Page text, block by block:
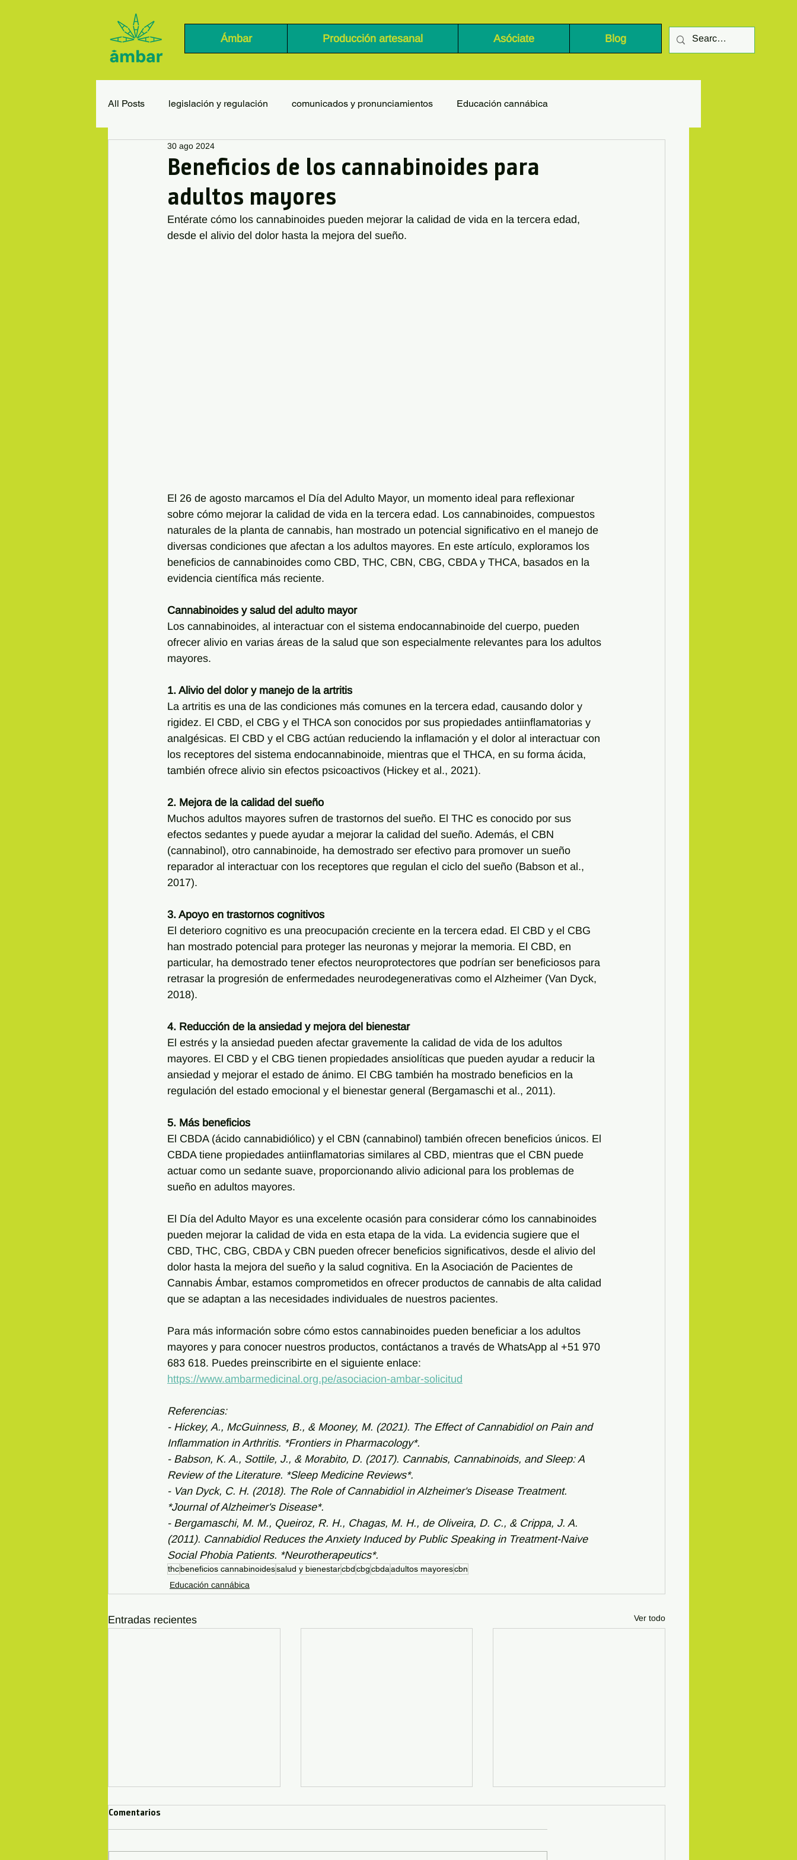
Ámbar Producción artesanal Asóciate Blog
All Posts legislación y regulación comunicados y pronunciamientos Educación cannábica
Beneficios de los cannabinoides para
adultos mayores
30 ago 2024
Entérate cómo los cannabinoides pueden mejorar la calidad de vida en la tercera edad,
desde el alivio del dolor hasta la mejora del sueño.
El 26 de agosto marcamos el Día del Adulto Mayor, un momento ideal para reflexionar
sobre cómo mejorar la calidad de vida en la tercera edad. Los cannabinoides, compuestos
naturales de la planta de cannabis, han mostrado un potencial significativo en el manejo de
diversas condiciones que afectan a los adultos mayores. En este artículo, exploramos los
beneficios de cannabinoides como CBD, THC, CBN, CBG, CBDA y THCA, basados en la
evidencia científica más reciente.
Cannabinoides y salud del adulto mayor
Los cannabinoides, al interactuar con el sistema endocannabinoide del cuerpo, pueden
ofrecer alivio en varias áreas de la salud que son especialmente relevantes para los adultos
mayores.
1. Alivio del dolor y manejo de la artritis
La artritis es una de las condiciones más comunes en la tercera edad, causando dolor y
rigidez. El CBD, el CBG y el THCA son conocidos por sus propiedades antiinflamatorias y
analgésicas. El CBD y el CBG actúan reduciendo la inflamación y el dolor al interactuar con
los receptores del sistema endocannabinoide, mientras que el THCA, en su forma ácida,
también ofrece alivio sin efectos psicoactivos (Hickey et al., 2021).
2. Mejora de la calidad del sueño
Muchos adultos mayores sufren de trastornos del sueño. El THC es conocido por sus
efectos sedantes y puede ayudar a mejorar la calidad del sueño. Además, el CBN
(cannabinol), otro cannabinoide, ha demostrado ser efectivo para promover un sueño
reparador al interactuar con los receptores que regulan el ciclo del sueño (Babson et al.,
2017).
3. Apoyo en trastornos cognitivos
El deterioro cognitivo es una preocupación creciente en la tercera edad. El CBD y el CBG
han mostrado potencial para proteger las neuronas y mejorar la memoria. El CBD, en
particular, ha demostrado tener efectos neuroprotectores que podrían ser beneficiosos para
retrasar la progresión de enfermedades neurodegenerativas como el Alzheimer (Van Dyck,
2018).
4. Reducción de la ansiedad y mejora del bienestar
El estrés y la ansiedad pueden afectar gravemente la calidad de vida de los adultos
mayores. El CBD y el CBG tienen propiedades ansiolíticas que pueden ayudar a reducir la
ansiedad y mejorar el estado de ánimo. El CBG también ha mostrado beneficios en la
regulación del estado emocional y el bienestar general (Bergamaschi et al., 2011).
5. Más beneficios
El CBDA (ácido cannabidiólico) y el CBN (cannabinol) también ofrecen beneficios únicos. El
CBDA tiene propiedades antiinflamatorias similares al CBD, mientras que el CBN puede
actuar como un sedante suave, proporcionando alivio adicional para los problemas de
sueño en adultos mayores.
El Día del Adulto Mayor es una excelente ocasión para considerar cómo los cannabinoides
pueden mejorar la calidad de vida en esta etapa de la vida. La evidencia sugiere que el
CBD, THC, CBG, CBDA y CBN pueden ofrecer beneficios significativos, desde el alivio del
dolor hasta la mejora del sueño y la salud cognitiva. En la Asociación de Pacientes de
Cannabis Ámbar, estamos comprometidos en ofrecer productos de cannabis de alta calidad
que se adaptan a las necesidades individuales de nuestros pacientes.
Para más información sobre cómo estos cannabinoides pueden beneficiar a los adultos
mayores y para conocer nuestros productos, contáctanos a través de WhatsApp al +51 970
683 618. Puedes preinscribirte en el siguiente enlace:
https://www.ambarmedicinal.org.pe/asociacion-ambar-solicitud
Referencias:
- Hickey, A., McGuinness, B., & Mooney, M. (2021). The Effect of Cannabidiol on Pain and
Inflammation in Arthritis. *Frontiers in Pharmacology*.
- Babson, K. A., Sottile, J., & Morabito, D. (2017). Cannabis, Cannabinoids, and Sleep: A
Review of the Literature. *Sleep Medicine Reviews*.
- Van Dyck, C. H. (2018). The Role of Cannabidiol in Alzheimer's Disease Treatment.
*Journal of Alzheimer's Disease*.
- Bergamaschi, M. M., Queiroz, R. H., Chagas, M. H., de Oliveira, D. C., & Crippa, J. A.
(2011). Cannabidiol Reduces the Anxiety Induced by Public Speaking in Treatment-Naive
Social Phobia Patients. *Neurotherapeutics*.
thcbeneficios cannabinoidessalud y bienestarcbdcbgcbdaadultos mayorescbn
Educación cannábica
Entradas recientes Ver todo
Comentarios